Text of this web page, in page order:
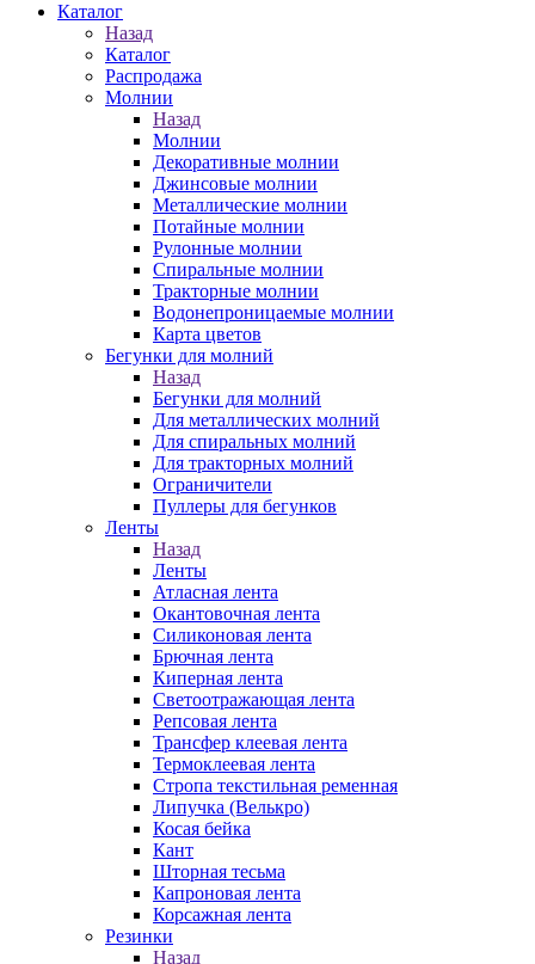
Каталог
Назад
Каталог
Распродажа
Молнии
Назад
Молнии
Декоративные молнии
Джинсовые молнии
Металлические молнии
Потайные молнии
Рулонные молнии
Спиральные молнии
Тракторные молнии
Водонепроницаемые молнии
Карта цветов
Бегунки для молний
Назад
Бегунки для молний
Для металлических молний
Для спиральных молний
Для тракторных молний
Ограничители
Пуллеры для бегунков
Ленты
Назад
Ленты
Атласная лента
Окантовочная лента
Силиконовая лента
Брючная лента
Киперная лента
Светоотражающая лента
Репсовая лента
Трансфер клеевая лента
Термоклеевая лента
Стропа текстильная ременная
Липучка (Велькро)
Косая бейка
Кант
Шторная тесьма
Капроновая лента
Корсажная лента
Резинки
Назад